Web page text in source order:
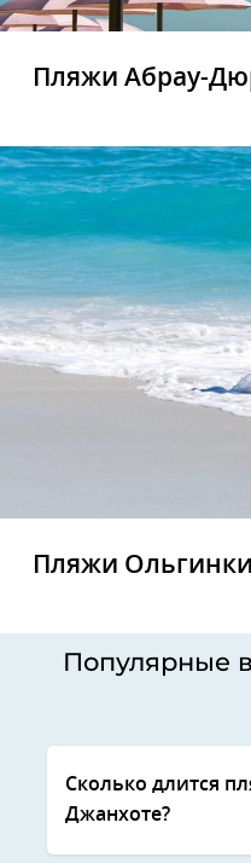
Пляжи Абрау-
Пляжи Ольгинки
Популярные
Сколько длится
Джанхоте?